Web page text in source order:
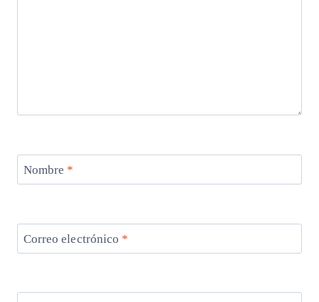
Nombre *
Correo electrónico *